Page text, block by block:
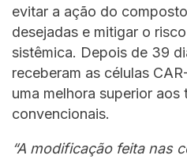
evitar a ação do
desejadas e mitigar o
sistêmica. Depois de 39
receberam as células
uma melhora superior
convencionais.
“A modificação feita nas